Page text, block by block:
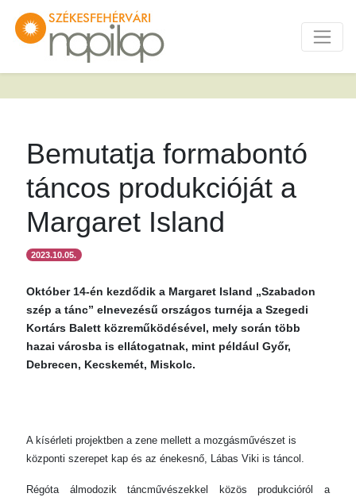
Bemutatja formabontó
táncos produkcióját a
Margaret Island
2023.10.05.
Október 14-én kezdődik a Margaret Island „Szabadon
szép a tánc” elnevezésű országos turnéja a Szegedi
Kortárs Balett közreműködésével, mely során több
hazai városba is ellátogatnak, mint például Győr,
Debrecen, Kecskemét, Miskolc.
A kísérleti projektben a zene mellett a mozgásművészet is
központi szerepet kap és az énekesnő, Lábas Viki is táncol.
Régóta álmodozik táncművészekkel közös produkcióról a